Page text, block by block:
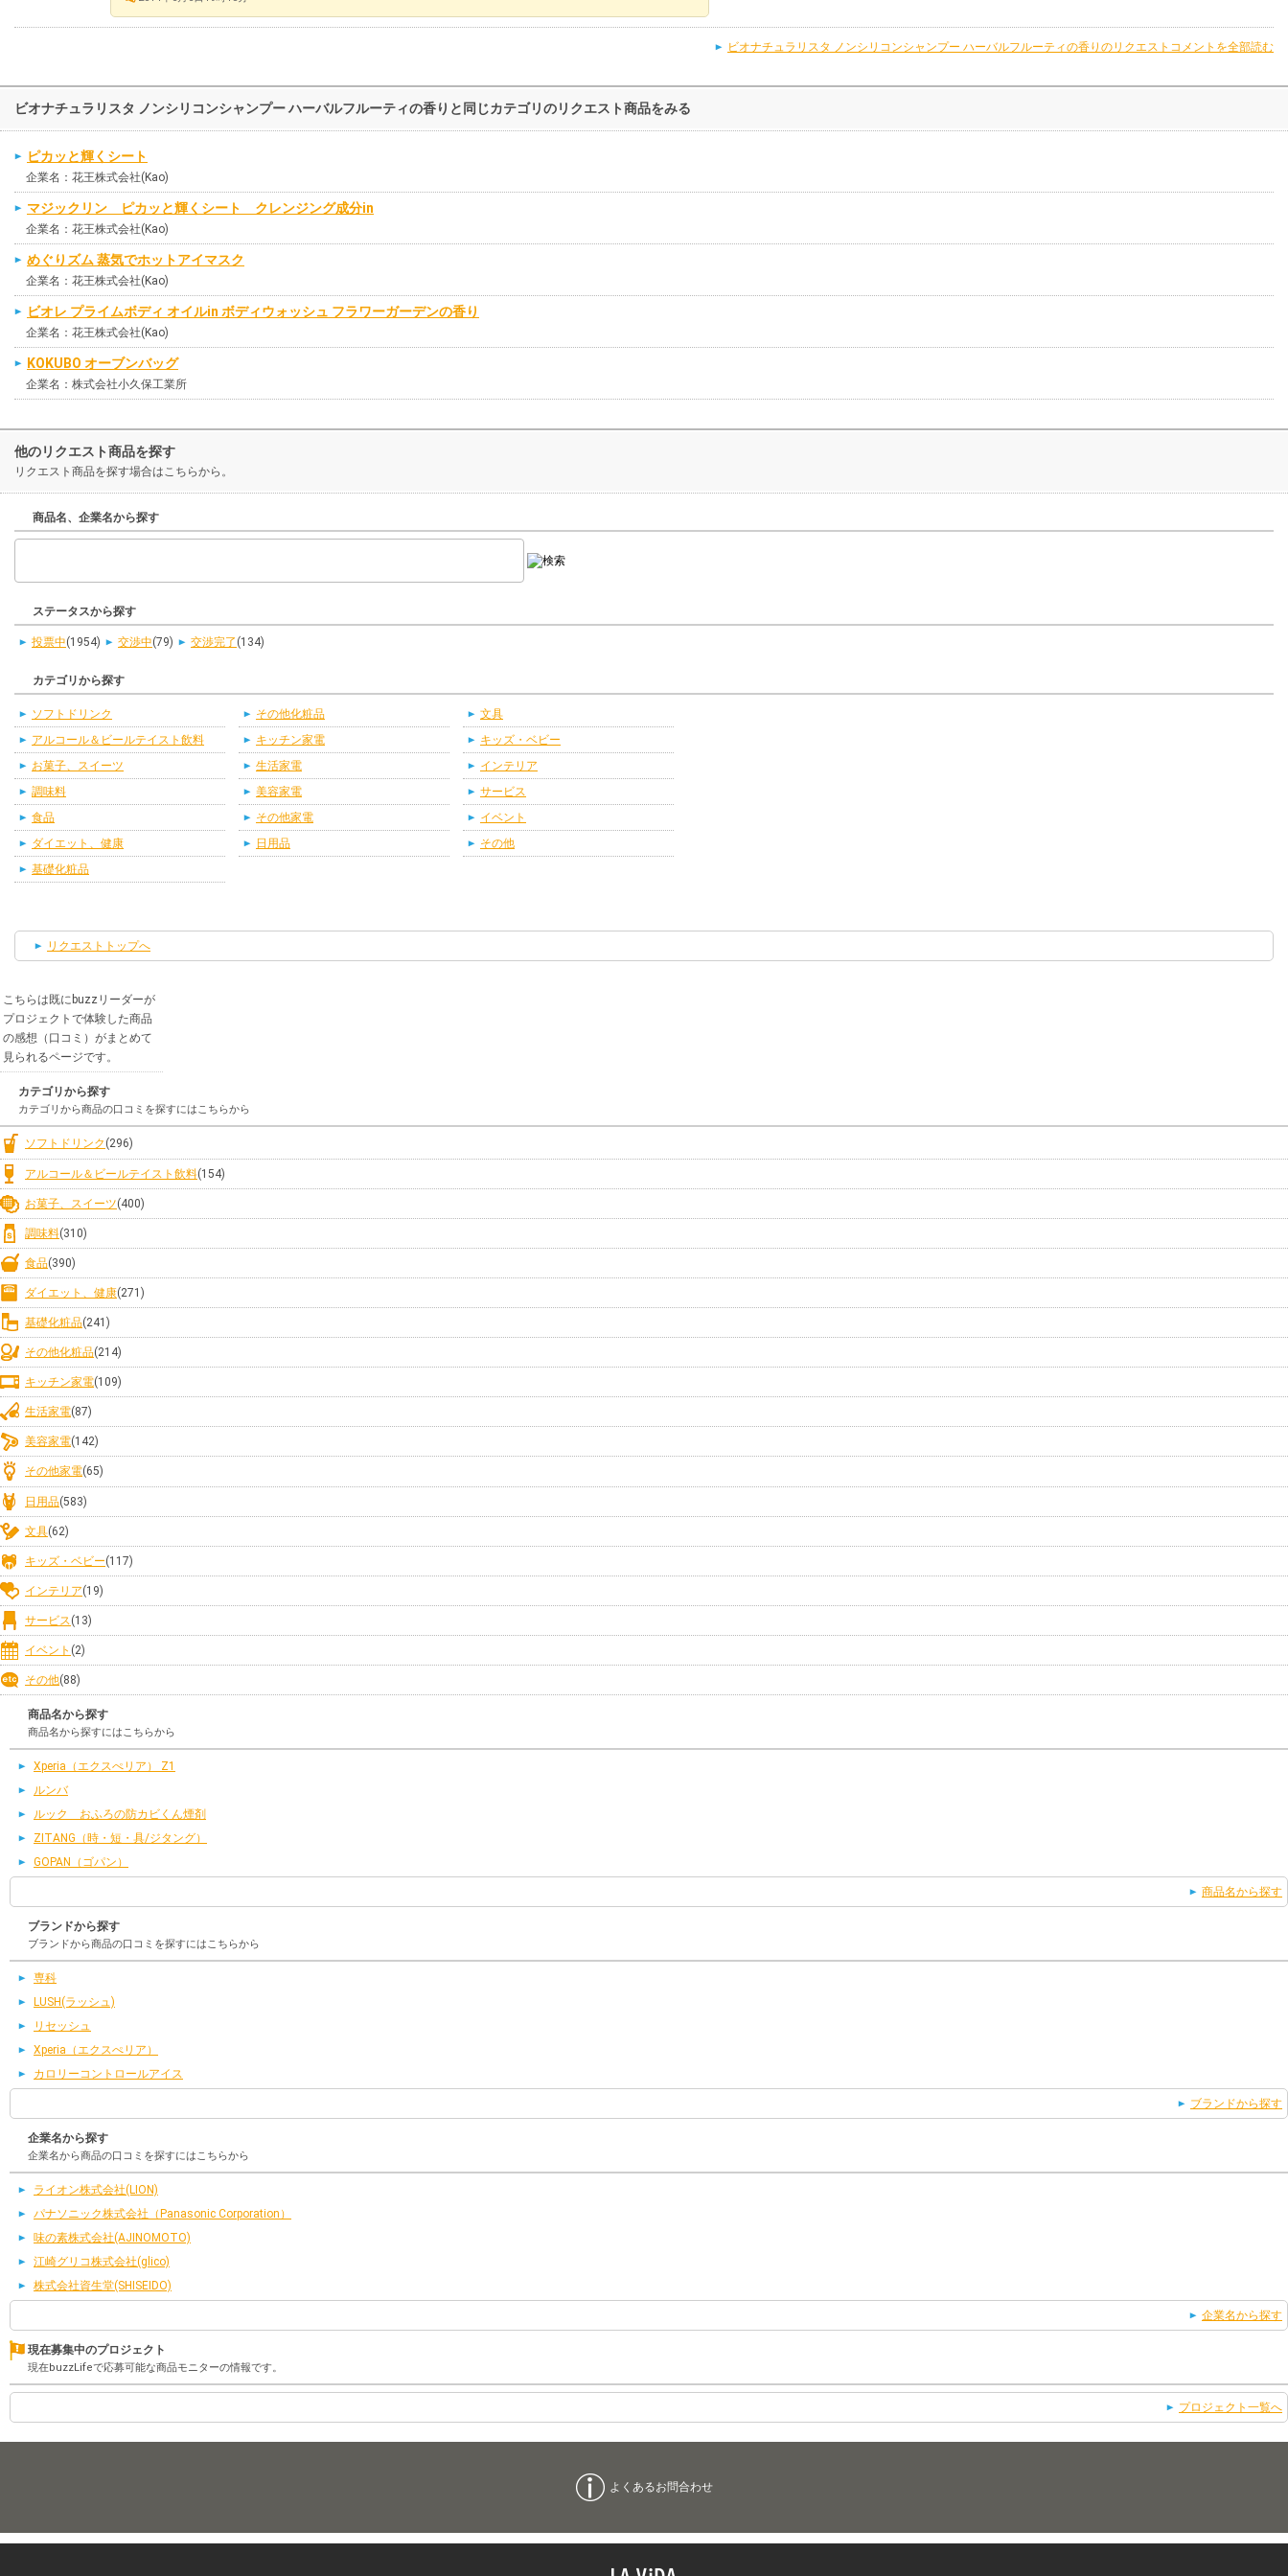
ビオナチュラリスタ ノンシリコンシャンプー ハーバルフルーティの香りのリクエストコメントを全部読む
ビオナチュラリスタ ノンシリコンシャンプー ハーバルフルーティの香りと同じカテゴリのリクエスト商品をみる
ピカッと輝くシート
企業名：花王株式会社(Kao)
マジックリン ピカッと輝くシート クレンジング成分in
企業名：花王株式会社(Kao)
めぐりズム 蒸気でホットアイマスク
企業名：花王株式会社(Kao)
ビオレ プライムボディ オイルin ボディウォッシュ フラワーガーデンの香り
企業名：花王株式会社(Kao)
KOKUBO オーブンバッグ
企業名：株式会社小久保工業所
他のリクエスト商品を探す
リクエスト商品を探す場合はこちらから。
商品名、企業名から探す
ステータスから探す
投票中(1954) 交渉中(79) 交渉完了 (134)
カテゴリから探す
ソフトドリンク
アルコール＆ビールテイスト飲料
お菓子、スイーツ
調味料
食品
ダイエット、健康
基礎化粧品
その他化粧品
キッチン家電
生活家電
美容家電
その他家電
日用品
文具
キッズ・ベビー
インテリア
サービス
イベント
その他
リクエストトップへ
こちらは既にbuzzリーダーが
プロジェクトで体験した商品
の感想（口コミ）がまとめて
見られるページです。
カテゴリから探す
カテゴリから商品の口コミを探すにはこちらから
ソフトドリンク (296)
アルコール＆ビールテイスト飲料(154)
お菓子、スイーツ(400)
調味料(310)
食品(390)
ダイエット、健康(271)
基礎化粧品(241)
その他化粧品(214)
キッチン家電(109)
生活家電(87)
美容家電(142)
その他家電(65)
日用品(583)
文具(62)
キッズ・ベビー(117)
インテリア(19)
サービス(13)
イベント (2)
その他(88)
商品名から探す
商品名から探すにはこちらから
Xperia（エクスぺリア） Z1
ルンバ
ルック おふろの防カビくん煙剤
ZITANG（時・短・具/ジタング）
GOPAN（ゴパン）
商品名から探す
ブランドから探す
ブランドから商品の口コミを探すにはこちらから
専科
LUSH(ラッシュ)
リセッシュ
Xperia（エクスぺリア）
カロリーコントロールアイス
ブランドから探す
企業名から探す
企業名から商品の口コミを探すにはこちらから
ライオン株式会社(LION)
パナソニック株式会社（Panasonic Corporation）
味の素株式会社(AJINOMOTO)
江崎グリコ株式会社(glico)
株式会社資生堂(SHISEIDO)
企業名から探す
現在募集中のプロジェクト
現在buzzLifeで応募可能な商品モニターの情報です。
プロジェクト一覧へ
よくあるお問合わせ